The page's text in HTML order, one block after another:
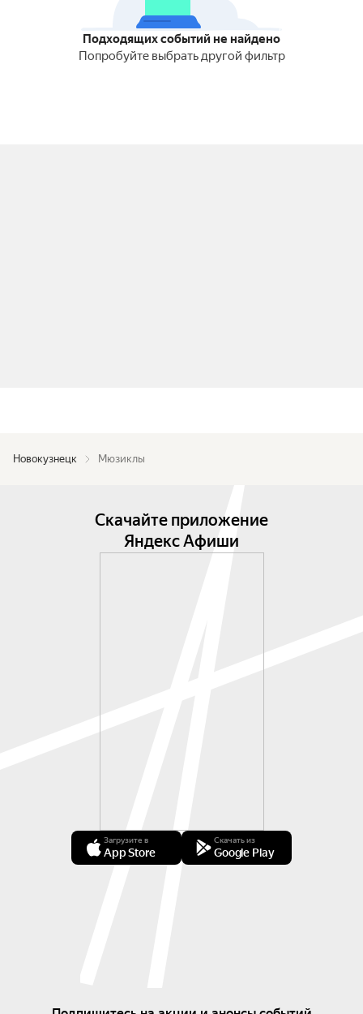
Подходящих событий не найдено
Попробуйте выбрать другой фильтр
Новокузнецк Мюзиклы
Скачайте приложение
Яндекс Афиши
Загрузите в
App Store
Скачать из
Google Play